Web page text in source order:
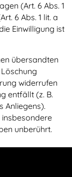
(Art. 6 Abs. 1
6 Abs. 1 lit. a
Einwilligung ist
übersandten
widerrufen
entfällt (z. B.
Anliegens).
insbesondere
unberührt.